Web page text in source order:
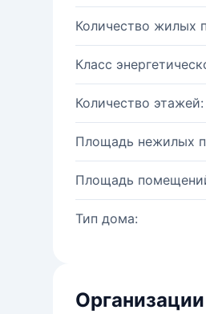
Количество жилых
Класс
Количество этажей:
Площадь нежилых
Площадь
Тип дома: